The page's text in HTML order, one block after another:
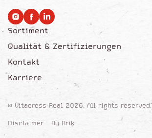
Sortiment
Qualität & Zertifizierungen
Kontakt
Karriere
© Vitacress Real 2026. All rights reserved.
Disclaimer By Brik